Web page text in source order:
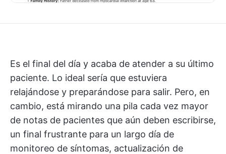
Es el final del día y acaba de atender a su último
paciente. Lo ideal sería que estuviera
relajándose y preparándose para salir. Pero, en
cambio, está mirando una pila cada vez mayor
de notas de pacientes que aún deben escribirse,
un final frustrante para un largo día de
monitoreo de síntomas, actualización de